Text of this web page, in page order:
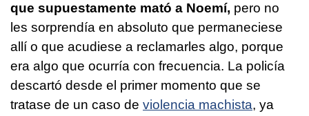
que supuestamente mató a Noemí, pero no
les sorprendía en absoluto que permaneciese
allí o que acudiese a reclamarles algo, porque
era algo que ocurría con frecuencia. La policía
descartó desde el primer momento que se
tratase de un caso de violencia machista, ya